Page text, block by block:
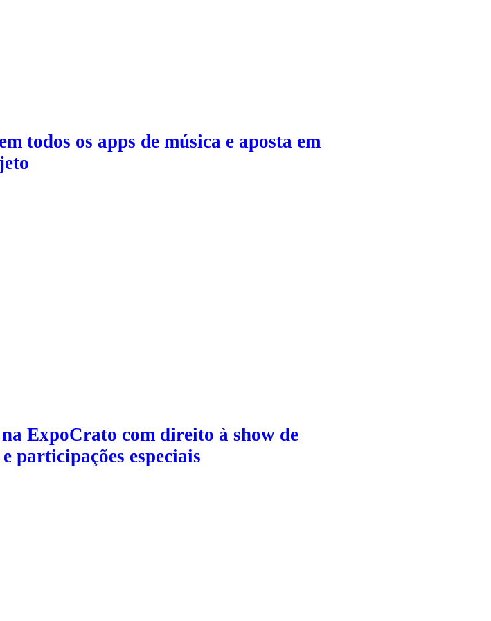
todos os apps de música e aposta em
ExpoCrato com direito à show de
participações especiais